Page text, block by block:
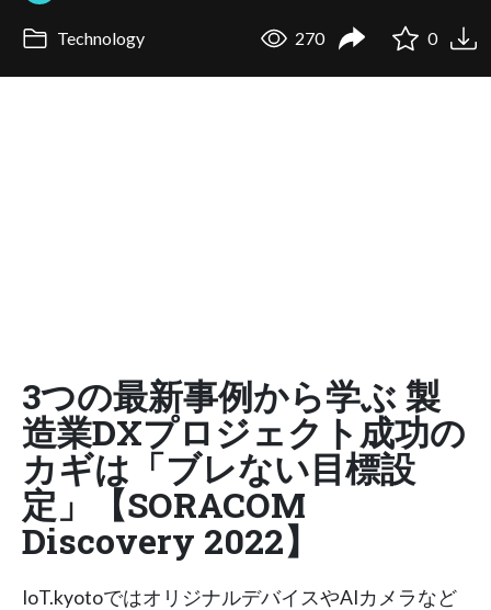
Technology 270 0
3つの最新事例から学ぶ 製
造業DXプロジェクト成功の
カギは「ブレない目標設
定」【SORACOM
Discovery 2022】
IoT.kyotoではオリジナルデバイスやAIカメラなど